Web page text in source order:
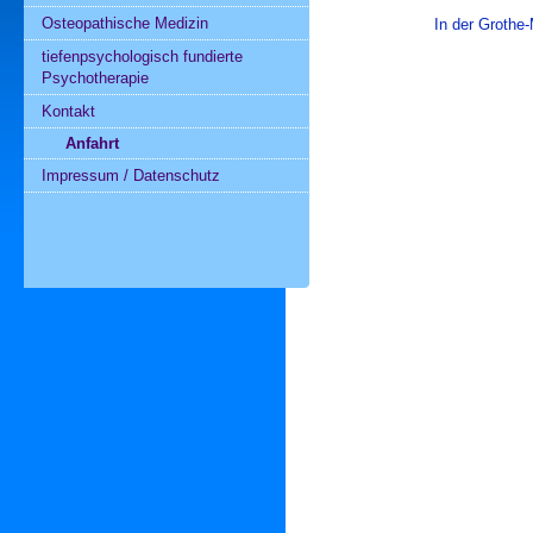
In der
Osteopathische Medizin
tiefenpsychologisch fundierte
Psychotherapie
Kontakt
Anfahrt
Impressum / Datenschutz